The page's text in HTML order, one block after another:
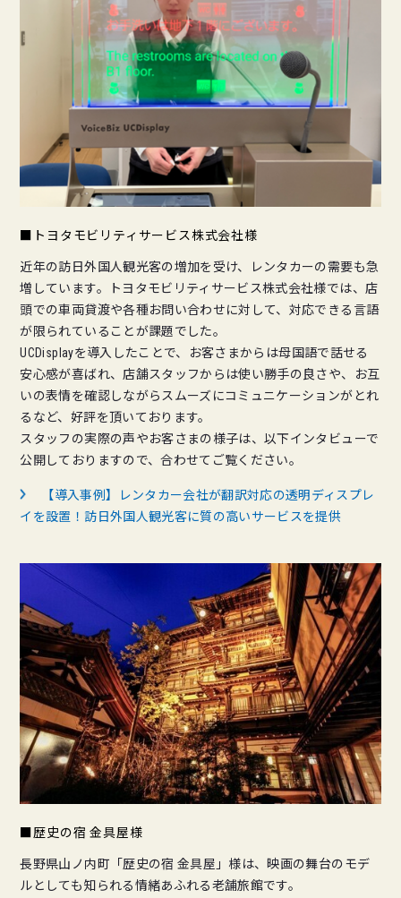
■トヨタモビリティサービス株式会社様
近年の訪日外国人観光客の増加を受け、レンタカーの需要も急
増しています。トヨタモビリティサービス株式会社様では、店
頭での車両貸渡や各種お問い合わせに対して、対応できる言語
が限られていることが課題でした。
UCDisplayを導入したことで、お客さまからは母国語で話せる
安心感が喜ばれ、店舗スタッフからは使い勝手の良さや、お互
いの表情を確認しながらスムーズにコミュニケーションがとれ
るなど、好評を頂いております。
スタッフの実際の声やお客さまの様子は、以下インタビューで
公開しておりますので、合わせてご覧ください。
【導入事例】レンタカー会社が翻訳対応の透明ディスプレ
イを設置！訪日外国人観光客に質の高いサービスを提供
■歴史の宿 金具屋様
長野県山ノ内町「歴史の宿 金具屋」様は、映画の舞台のモデ
ルとしても知られる情緒あふれる老舗旅館です。